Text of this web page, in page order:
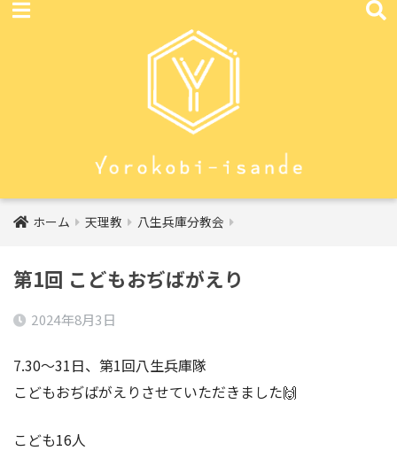
ホーム 天理教 八生兵庫分教会
第1回 こどもおぢばがえり
2024年8月3日
7.30〜31日、第1回八生兵庫隊
こどもおぢばがえりさせていただきました🙌
こども16人